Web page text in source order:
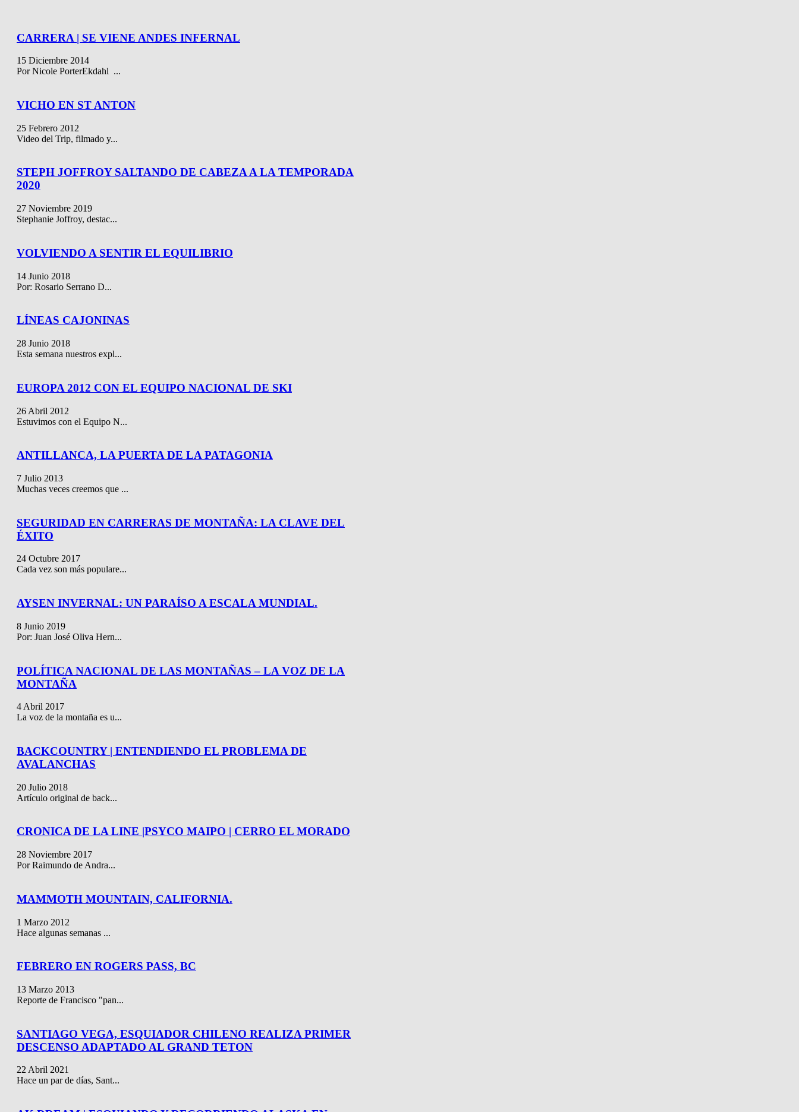
CARRERA | SE VIENE ANDES INFERNAL
15 Diciembre 2014
Por Nicole PorterEkdahl ...
VICHO EN ST ANTON
25 Febrero 2012
Video del Trip, filmado y...
STEPH JOFFROY SALTANDO DE CABEZA A LA TEMPORADA
2020
27 Noviembre 2019
Stephanie Joffroy, destac...
VOLVIENDO A SENTIR EL EQUILIBRIO
14 Junio 2018
Por: Rosario Serrano D...
LÍNEAS CAJONINAS
28 Junio 2018
Esta semana nuestros expl...
EUROPA 2012 CON EL EQUIPO NACIONAL DE SKI
26 Abril 2012
Estuvimos con el Equipo N...
ANTILLANCA, LA PUERTA DE LA PATAGONIA
7 Julio 2013
Muchas veces creemos que ...
SEGURIDAD EN CARRERAS DE MONTAÑA: LA CLAVE DEL
ÉXITO
24 Octubre 2017
Cada vez son más populare...
AYSEN INVERNAL: UN PARAÍSO A ESCALA MUNDIAL.
8 Junio 2019
Por: Juan José Oliva Hern...
POLÍTICA NACIONAL DE LAS MONTAÑAS – LA VOZ DE LA
MONTAÑA
4 Abril 2017
La voz de la montaña es u...
BACKCOUNTRY | ENTENDIENDO EL PROBLEMA DE
AVALANCHAS
20 Julio 2018
Artículo original de back...
CRONICA DE LA LINE |PSYCO MAIPO | CERRO EL MORADO
28 Noviembre 2017
Por Raimundo de Andra...
MAMMOTH MOUNTAIN, CALIFORNIA.
1 Marzo 2012
Hace algunas semanas ...
FEBRERO EN ROGERS PASS, BC
13 Marzo 2013
Reporte de Francisco "pan...
SANTIAGO VEGA, ESQUIADOR CHILENO REALIZA PRIMER
DESCENSO ADAPTADO AL GRAND TETON
22 Abril 2021
Hace un par de días, Sant...